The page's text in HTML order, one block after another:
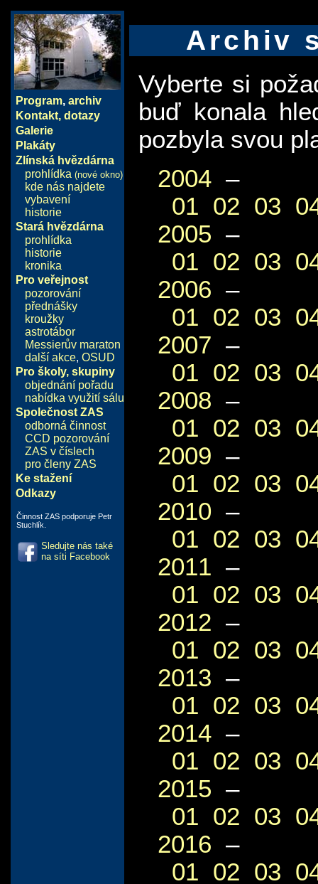
Program, archiv
Kontakt, dotazy
Galerie
Plakáty
Zlínská hvězdárna
prohlídka (nové okno)
kde nás najdete
vybavení
historie
Stará hvězdárna
prohlídka
historie
kronika
Pro veřejnost
pozorování
přednášky
kroužky
astrotábor
Messierův maraton
další akce, OSUD
Pro školy, skupiny
objednání pořadu
nabídka využití sálu
Společnost ZAS
odborná činnost
CCD pozorování
ZAS v číslech
pro členy ZAS
Ke stažení
Odkazy
Činnost ZAS podporuje Petr
Stuchlík.
Sledujte nás také
na síti Facebook
Archiv
Vyberte si
buď konala
pozbyla svou
2004 –
01 02 03
2005 –
01 02 03
2006 –
01 02 03
2007 –
01 02 03
2008 –
01 02 03
2009 –
01 02 03
2010 –
01 02 03
2011 –
01 02 03
2012 –
01 02 03
2013 –
01 02 03
2014 –
01 02 03
2015 –
01 02 03
2016 –
01 02 03